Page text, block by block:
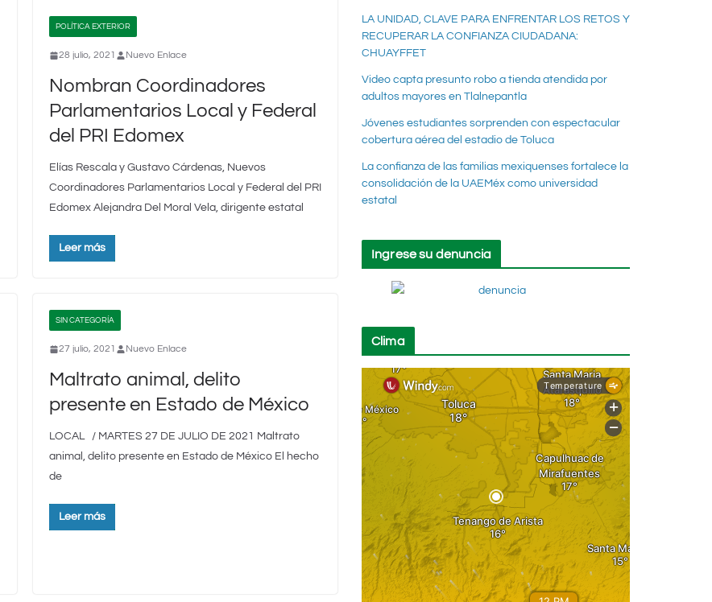
POLÍTICA EXTERIOR
28 julio, 2021 Nuevo Enlace
Nombran Coordinadores
Parlamentarios Local y Federal
del PRI Edomex
Elías Rescala y Gustavo Cárdenas, Nuevos
Coordinadores Parlamentarios Local y Federal del PRI
Edomex Alejandra Del Moral Vela, dirigente estatal
Leer más
SIN CATEGORÍA
27 julio, 2021 Nuevo Enlace
Maltrato animal, delito
presente en Estado de México
LOCAL / MARTES 27 DE JULIO DE 2021 Maltrato
animal, delito presente en Estado de México El hecho
de
Leer más
LA UNIDAD, CLAVE PARA ENFRENTAR LOS RETOS Y
RECUPERAR LA CONFIANZA CIUDADANA:
CHUAYFFET
Video capta presunto robo a tienda atendida por
adultos mayores en Tlalnepantla
Jóvenes estudiantes sorprenden con espectacular
cobertura aérea del estadio de Toluca
La confianza de las familias mexiquenses fortalece la
consolidación de la UAEMéx como universidad
estatal
Ingrese su denuncia
Clima